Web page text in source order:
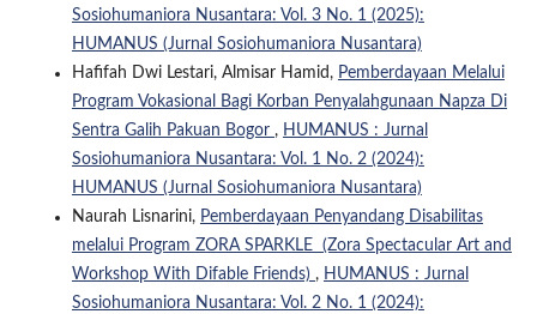
Sosiohumaniora Nusantara: Vol. 3 No. 1 (2025):
HUMANUS (Jurnal Sosiohumaniora Nusantara)
Hafifah Dwi Lestari, Almisar Hamid, Pemberdayaan Melalui
Program Vokasional Bagi Korban Penyalahgunaan Napza Di
Sentra Galih Pakuan Bogor , HUMANUS : Jurnal
Sosiohumaniora Nusantara: Vol. 1 No. 2 (2024):
HUMANUS (Jurnal Sosiohumaniora Nusantara)
Naurah Lisnarini, Pemberdayaan Penyandang Disabilitas
melalui Program ZORA SPARKLE (Zora Spectacular Art and
Workshop With Difable Friends) , HUMANUS : Jurnal
Sosiohumaniora Nusantara: Vol. 2 No. 1 (2024):